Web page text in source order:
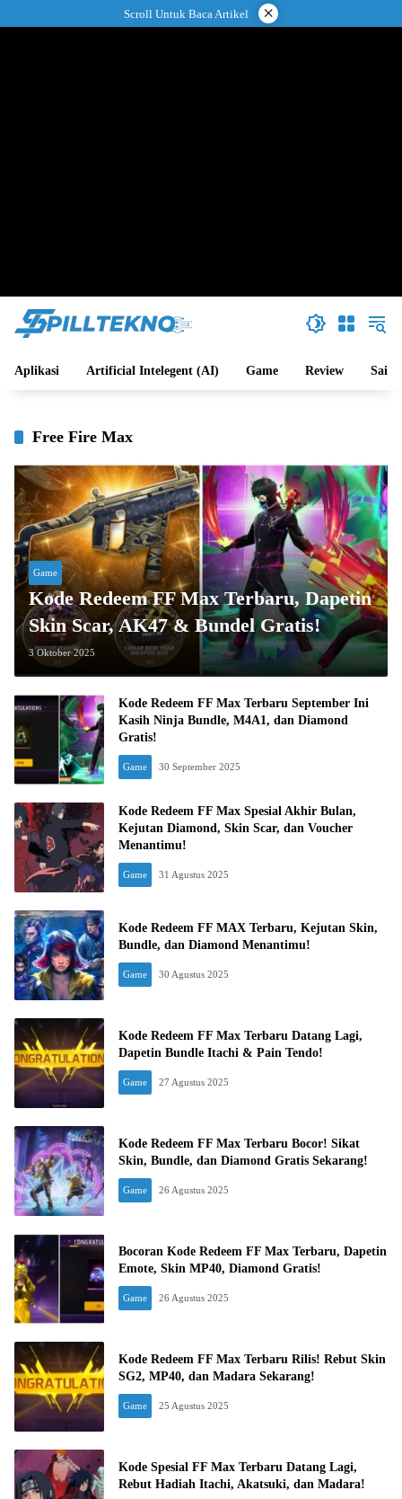
ke
Scroll Untuk Baca Artikel ×
Aplikasi Artificial Intelegent (AI) Game Review Sains
Free Fire Max
Game
Kode Redeem FF Max Terbaru, Dapetin
Skin Scar, AK47 & Bundel Gratis!
3 Oktober 2025
Kode Redeem FF Max Terbaru September Ini
Kasih Ninja Bundle, M4A1, dan Diamond
Gratis!
Game 30 September 2025
Kode Redeem FF Max Spesial Akhir Bulan,
Kejutan Diamond, Skin Scar, dan Voucher
Menantimu!
Game 31 Agustus 2025
Kode Redeem FF MAX Terbaru, Kejutan Skin,
Bundle, dan Diamond Menantimu!
Game 30 Agustus 2025
Kode Redeem FF Max Terbaru Datang Lagi,
Dapetin Bundle Itachi & Pain Tendo!
Game 27 Agustus 2025
Kode Redeem FF Max Terbaru Bocor! Sikat
Skin, Bundle, dan Diamond Gratis Sekarang!
Game 26 Agustus 2025
Bocoran Kode Redeem FF Max Terbaru, Dapetin
Emote, Skin MP40, Diamond Gratis!
Game 26 Agustus 2025
Kode Redeem FF Max Terbaru Rilis! Rebut Skin
SG2, MP40, dan Madara Sekarang!
Game 25 Agustus 2025
Kode Spesial FF Max Terbaru Datang Lagi,
Rebut Hadiah Itachi, Akatsuki, dan Madara!